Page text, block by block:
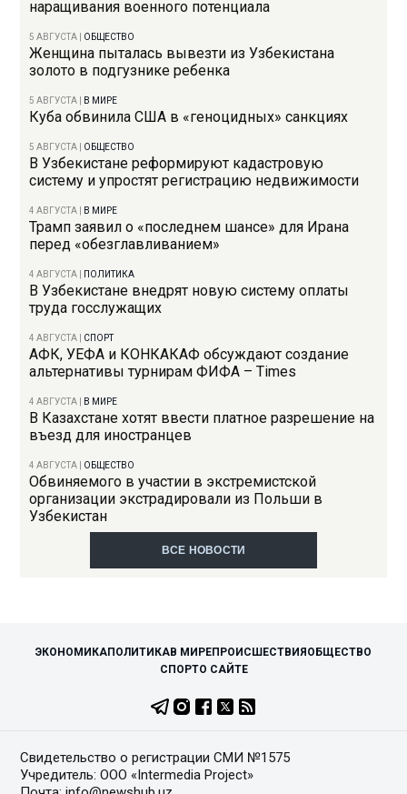
наращивания военного потенциала
5 АВГУСТА ОБЩЕСТВО
Женщина пыталась вывезти из Узбекистана
золото в подгузнике ребенка
5 АВГУСТА В МИРЕ
Куба обвинила США в «геноцидных» санкциях
5 АВГУСТА ОБЩЕСТВО
В Узбекистане реформируют кадастровую
систему и упростят регистрацию недвижимости
4 АВГУСТА В МИРЕ
Трамп заявил о «последнем шансе» для Ирана
перед «обезглавливанием»
4 АВГУСТА ПОЛИТИКА
В Узбекистане внедрят новую систему оплаты
труда госслужащих
4 АВГУСТА СПОРТ
АФК, УЕФА и КОНКАКАФ обсуждают создание
альтернативы турнирам ФИФА – Times
4 АВГУСТА В МИРЕ
В Казахстане хотят ввести платное разрешение на
въезд для иностранцев
4 АВГУСТА ОБЩЕСТВО
Обвиняемого в участии в экстремистской
организации экстрадировали из Польши в
Узбекистан
ВСЕ НОВОСТИ
ЭКОНОМИКАПОЛИТИКАВ МИРЕПРОИСШЕСТВИЯ ОБЩЕСТВО
СПОРТО САЙТЕ
Свидетельство о регистрации СМИ №1575
Учредитель: ООО «Intermedia Project»